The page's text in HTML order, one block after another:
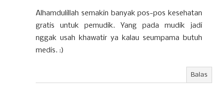
Alhamdulillah semakin banyak pos-pos kesehatan
gratis untuk pemudik. Yang pada mudik jadi
nggak usah khawatir ya kalau seumpama butuh
medis. :)
Balas